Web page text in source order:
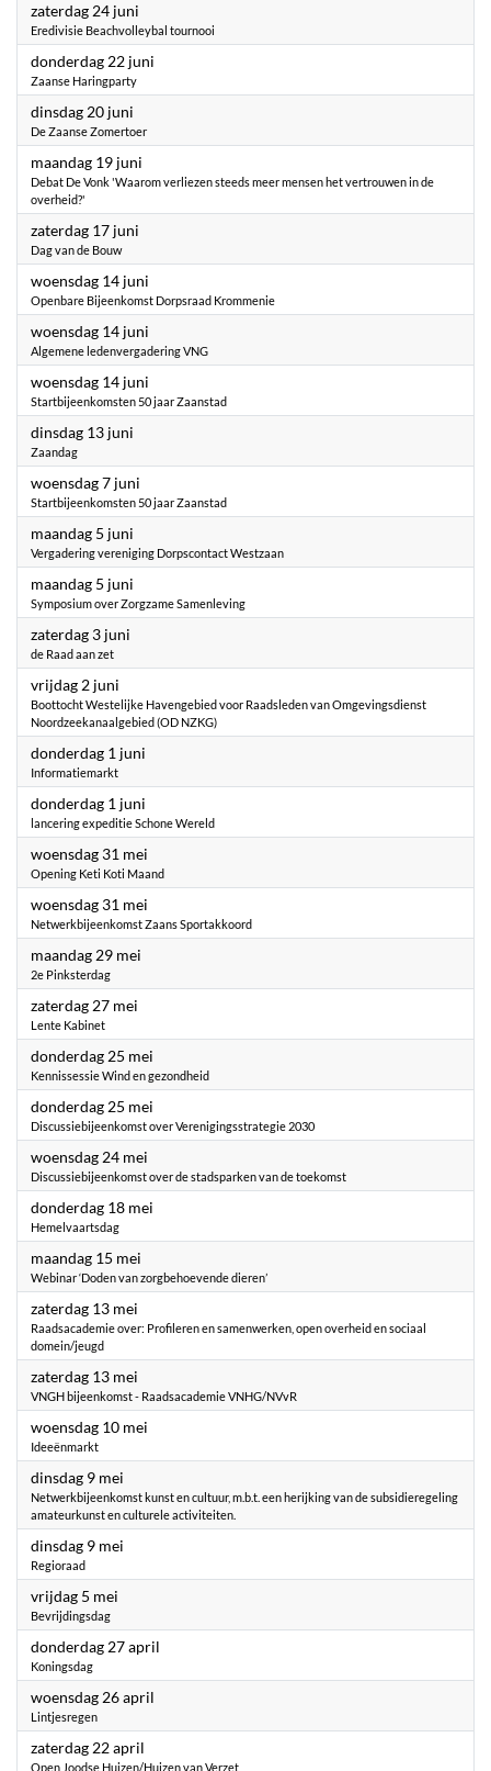
zaterdag 24 juni
Eredivisie Beachvolleybal tournooi
donderdag 22 juni
Zaanse Haringparty
dinsdag 20 juni
De Zaanse Zomertoer
maandag 19 juni
Debat De Vonk 'Waarom verliezen steeds meer mensen het vertrouwen in de
overheid?'
zaterdag 17 juni
Dag van de Bouw
woensdag 14 juni
Openbare Bijeenkomst Dorpsraad Krommenie
woensdag 14 juni
Algemene ledenvergadering VNG
woensdag 14 juni
Startbijeenkomsten 50 jaar Zaanstad
dinsdag 13 juni
Zaandag
woensdag 7 juni
Startbijeenkomsten 50 jaar Zaanstad
maandag 5 juni
Vergadering vereniging Dorpscontact Westzaan
maandag 5 juni
Symposium over Zorgzame Samenleving
zaterdag 3 juni
de Raad aan zet
vrijdag 2 juni
Boottocht Westelijke Havengebied voor Raadsleden van Omgevingsdienst
Noordzeekanaalgebied (OD NZKG)
donderdag 1 juni
Informatiemarkt
donderdag 1 juni
lancering expeditie Schone Wereld
woensdag 31 mei
Opening Keti Koti Maand
woensdag 31 mei
Netwerkbijeenkomst Zaans Sportakkoord
maandag 29 mei
2e Pinksterdag
zaterdag 27 mei
Lente Kabinet
donderdag 25 mei
Kennissessie Wind en gezondheid
donderdag 25 mei
Discussiebijeenkomst over Verenigingsstrategie 2030
woensdag 24 mei
Discussiebijeenkomst over de stadsparken van de toekomst
donderdag 18 mei
Hemelvaartsdag
maandag 15 mei
Webinar ‘Doden van zorgbehoevende dieren’
zaterdag 13 mei
Raadsacademie over: Profileren en samenwerken, open overheid en sociaal
domein/jeugd
zaterdag 13 mei
VNGH bijeenkomst - Raadsacademie VNHG/NVvR
woensdag 10 mei
Ideeënmarkt
dinsdag 9 mei
Netwerkbijeenkomst kunst en cultuur, m.b.t. een herijking van de subsidieregeling
amateurkunst en culturele activiteiten.
dinsdag 9 mei
Regioraad
vrijdag 5 mei
Bevrijdingsdag
donderdag 27 april
Koningsdag
woensdag 26 april
Lintjesregen
zaterdag 22 april
Open Joodse Huizen/Huizen van Verzet